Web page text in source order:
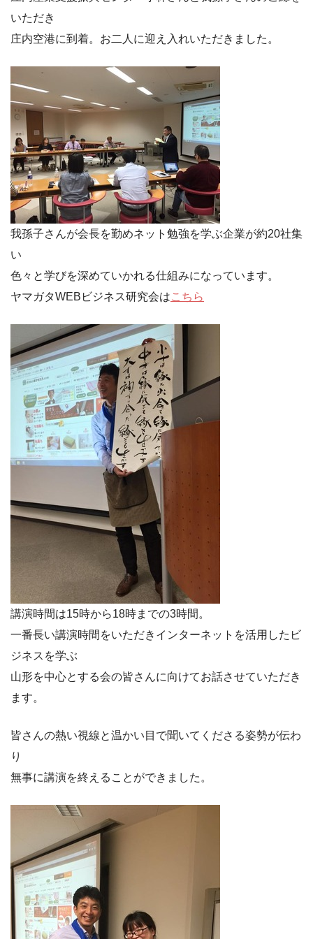
いただき
庄内空港に到着。お二人に迎え入れいただきました。
我孫子さんが会長を勤めネット勉強を学ぶ企業が約20社集
い
色々と学びを深めていかれる仕組みになっています。
ヤマガタWEBビジネス研究会はこちら
講演時間は15時から18時までの3時間。
一番長い講演時間をいただきインターネットを活用したビ
ジネスを学ぶ
山形を中心とする会の皆さんに向けてお話させていただき
ます。
皆さんの熱い視線と温かい目で聞いてくださる姿勢が伝わ
り
無事に講演を終えることができました。